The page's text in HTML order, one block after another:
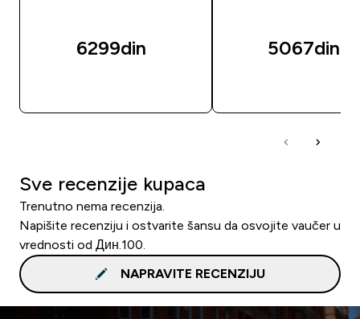
6299din‎ 5067din‎
Sve recenzije kupaca
Trenutno nema recenzija.
Napišite recenziju i ostvarite šansu da osvojite vaučer u
vrednosti od Дин.100.
NAPRAVITE RECENZIJU